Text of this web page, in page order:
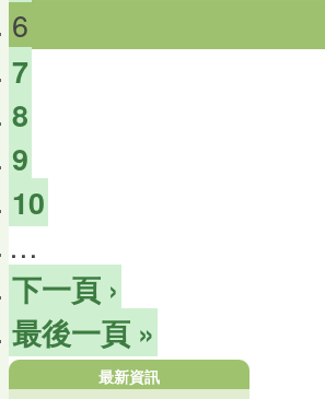
6
7
8
9
10
…
下一頁 ›
最後一頁 »
最新資訊